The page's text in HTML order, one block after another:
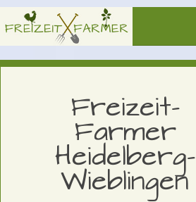
Freizeit-
Farmer
Heidelberg-
Wieblingen